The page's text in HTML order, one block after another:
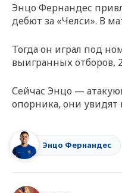
Энцо Фернандес
дебют за «Челси». В
Тогда он играл под
выигранных отборов,
Сейчас Энцо —
опорника, они
Энцо Фернандес